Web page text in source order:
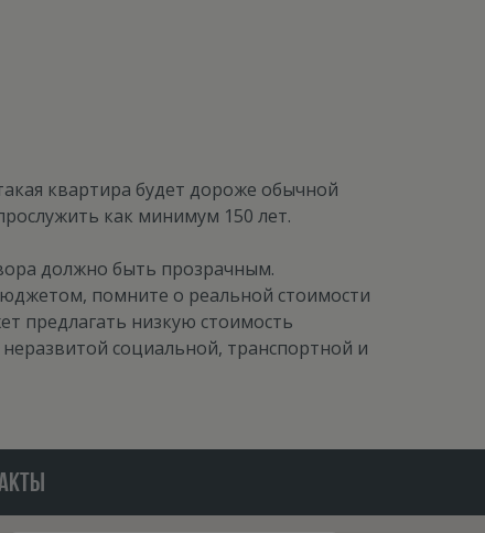
квартира будет дороже обычной
как минимум 150 лет.
должно быть прозрачным.
помните о реальной стоимости
предлагать низкую стоимость
социальной, транспортной и